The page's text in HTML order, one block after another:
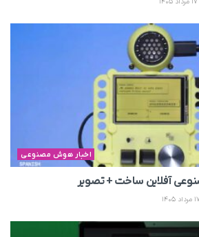
اخبار هوش مصنوعی
آفلاین ساخت + تصویر